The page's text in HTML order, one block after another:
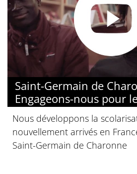
Saint-Germain de
Engageons-nous pour
Nous développons la
nouvellement arrivés en
Saint-Germain de Charonne